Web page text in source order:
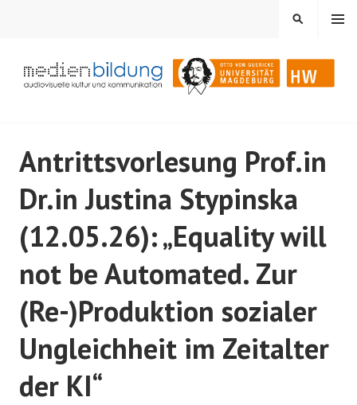
Audiovisuelle Kultur und Kommunikation
MENÜ
SUCHEN
Antrittsvorlesung Prof.in
Dr.in Justina Stypinska
(12.05.26): „Equality will
not be Automated. Zur
(Re-)Produktion sozialer
Ungleichheit im Zeitalter
der KI“